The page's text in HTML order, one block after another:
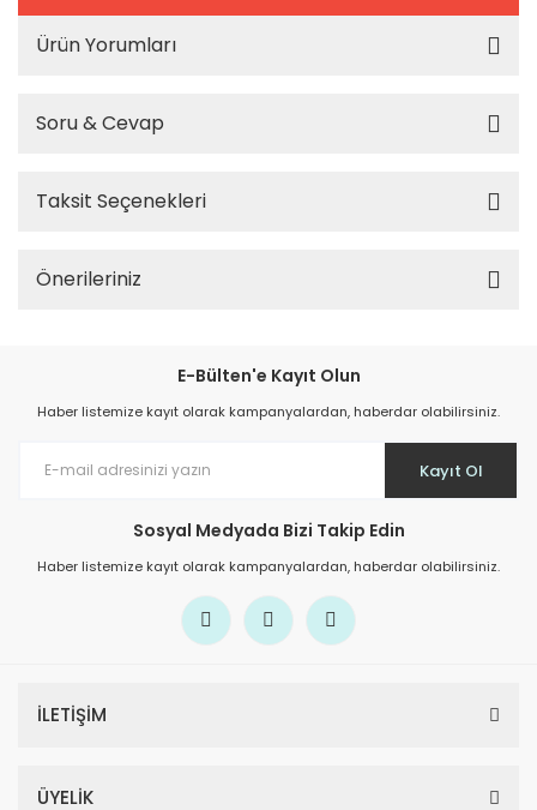
Ürün Yorumları
Soru & Cevap
Taksit Seçenekleri
Önerileriniz
E-Bülten'e Kayıt Olun
Haber listemize kayıt olarak kampanyalardan, haberdar olabilirsiniz.
Kayıt Ol
Sosyal Medyada Bizi Takip Edin
Haber listemize kayıt olarak kampanyalardan, haberdar olabilirsiniz.
İLETİŞİM
ÜYELİK